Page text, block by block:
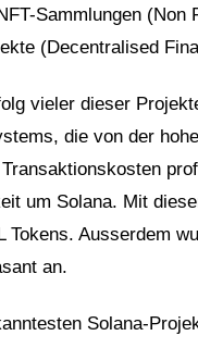
Sammlungen (Non
(Decentralised
vieler dieser
die von der
um Solana. Mit
Tokens. Ausserdem
an.
Solana-